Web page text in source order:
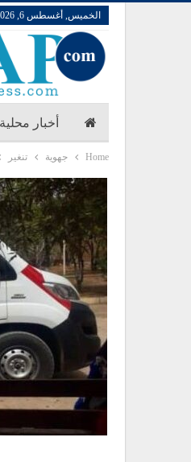
الخميس, أغسطس 6, 2026
أخبار محلية
Home جهوية تنغير